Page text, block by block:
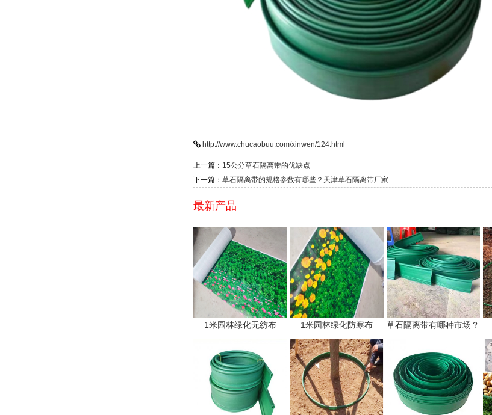
http://www.chucaobuu.com/xinwen/124.html
上一篇： 15公分草石隔离带的优缺点
下一篇： 草石隔离带的规格参数有哪些？天津草石隔离带厂家
最新产品
1米园林绿化无纺布 1米园林绿化防寒布 草石隔离带有哪种市场？